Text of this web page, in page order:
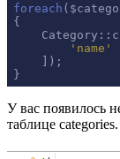
foreach
{
'name'
    ]);
}
У вас появилось
таблице categories.